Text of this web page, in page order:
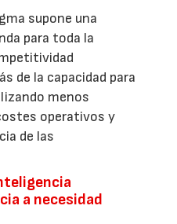
supone una
para toda la
de la capacidad para
menos
operativos y
de las
a necesidad